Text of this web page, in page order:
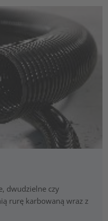
dwudzielne czy
rurę karbowaną wraz z